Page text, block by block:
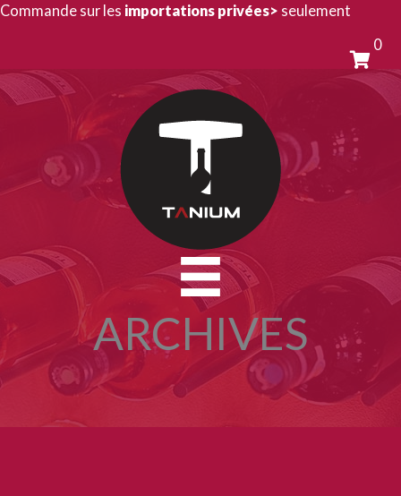
Aller
Commande sur les importations privées> seulement
0
ARCHIVES